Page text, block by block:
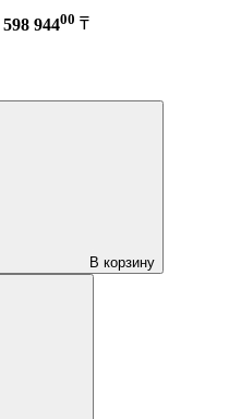
598 94400 ₸
В корзину